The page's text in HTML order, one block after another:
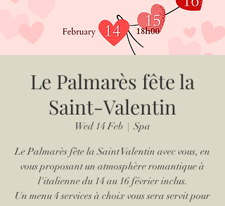
Le Palmarès fête la
Saint-Valentin
Wed 14 Feb
  |
Spa
Le Palmarès fête la Saint Valentin avec vous, en
vous proposant un atmosphère romantique à
l'italienne du 14 au 16 février inclus.
Un menu 4 services à choix vous sera servit pour